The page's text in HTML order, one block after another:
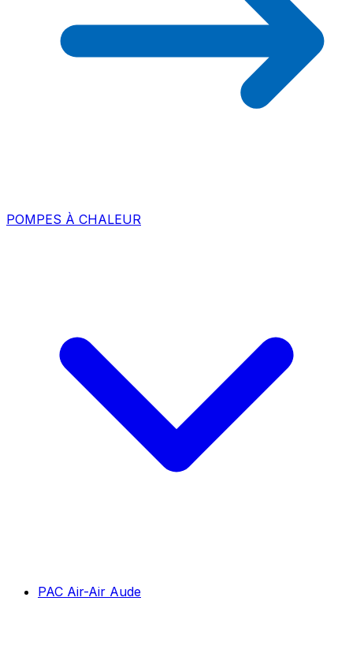
POMPES À CHALEUR
PAC Air-Air Aude